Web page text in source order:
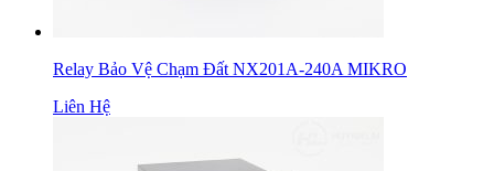
Relay Bảo Vệ Chạm Đất NX201A-240A MIKRO
Liên Hệ